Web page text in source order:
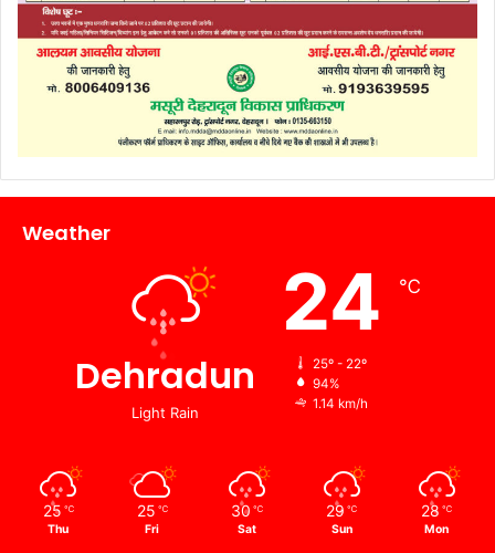
Weather
Dehradun
Light Rain
24 ℃
25º - 22º
94%
1.14 km/h
25 ℃
Thu
25 ℃
Fri
30 ℃
Sat
29 ℃
Sun
28 ℃
Mon